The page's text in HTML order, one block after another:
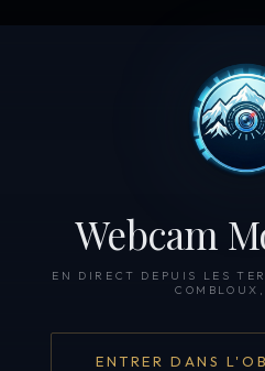
Webcam
EN DIRECT DEPUIS LES
ENTRER DANS